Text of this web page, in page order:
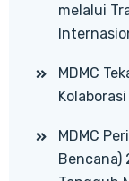
melalui
MDMC
MDMC
Bencana)